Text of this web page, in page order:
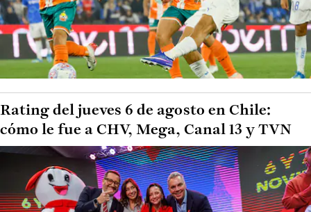
Rating del jueves 6 de agosto en Chile:
cómo le fue a CHV, Mega, Canal 13 y TVN